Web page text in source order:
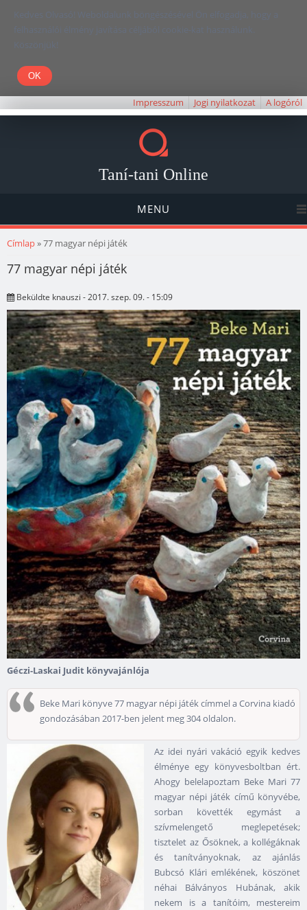
Kedves Olvasó! Weboldalunk böngészésével Ön elfogadja, hogy a
felhasználói élmény javítása céljából cookie-kat használunk.
Köszönjük!
Impresszum Jogi nyilatkozat A logóról
Taní-tani Online
MENU
Jelenlegi hely
Címlap» 77 magyar népi játék
77 magyar népi játék
Beküldte knauszi - 2017. szep. 09. - 15:09
Géczi-Laskai Judit könyvajánlója
Beke Mari könyve 77 magyar népi játék címmel a Corvina kiadó
gondozásában 2017-ben jelent meg 304 oldalon.
Az idei nyári vakáció egyik kedves
élménye egy könyvesboltban ért.
Ahogy belelapoztam Beke Mari 77
magyar népi játék című könyvébe,
sorban követték egymást a
szívmelengető meglepetések;
tisztelet az Ősöknek, a kollégáknak
és tanítványoknak, az ajánlás
Bubcsó Klári emlékének, köszönet
néhai Bálványos Hubának, akik
nekem is a tanítóim, mestereim